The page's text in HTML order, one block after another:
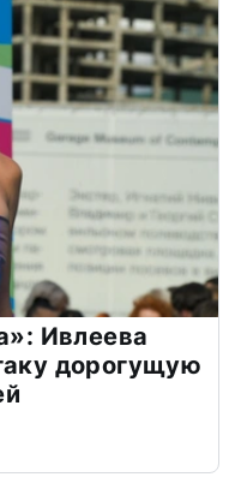
Ивлеева
дорогущую